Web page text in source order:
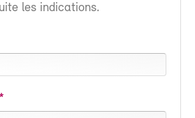
les indications.